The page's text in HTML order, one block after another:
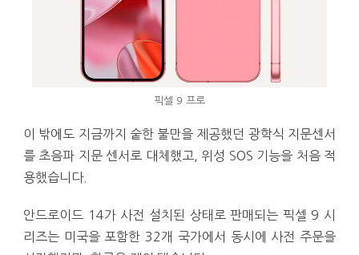
픽셀 9 프로
이 밖에도 지금까지 숱한 불만을 제공했던 광학식 지문센서
를 초음파 지문 센서로 대체했고, 위성 SOS 기능을 처음 적
용했습니다.
안드로이드 14가 사전 설치된 상태로 판매되는 픽셀 9 시
리즈는 미국을 포함한 32개 국가에서 동시에 사전 주문을